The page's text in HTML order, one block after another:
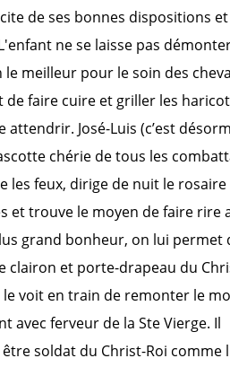
de ses bonnes dispositions
ne se laisse pas
meilleur pour le soin des
faire cuire et griller les
José-Luis (c’est
chérie de tous les
les feux, dirige de nuit le rosaire
et trouve le moyen de faire rire
grand bonheur, on lui permet
et porte-drapeau du
voit en train de remonter le
avec ferveur de la Ste Vierge. Il
soldat du Christ-Roi comme